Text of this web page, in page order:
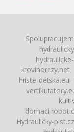
krovinorezy.net
hriste-detska.eu
domaci-
Hydraulicky-pist.cz